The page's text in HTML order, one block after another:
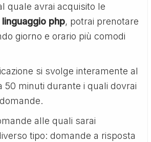
quale avrai acquisito le
linguaggio php, potrai prenotare
giorno e orario più comodi
si svolge interamente al
50 minuti durante i quali dovrai
alle quali sarai
tipo: domande a risposta